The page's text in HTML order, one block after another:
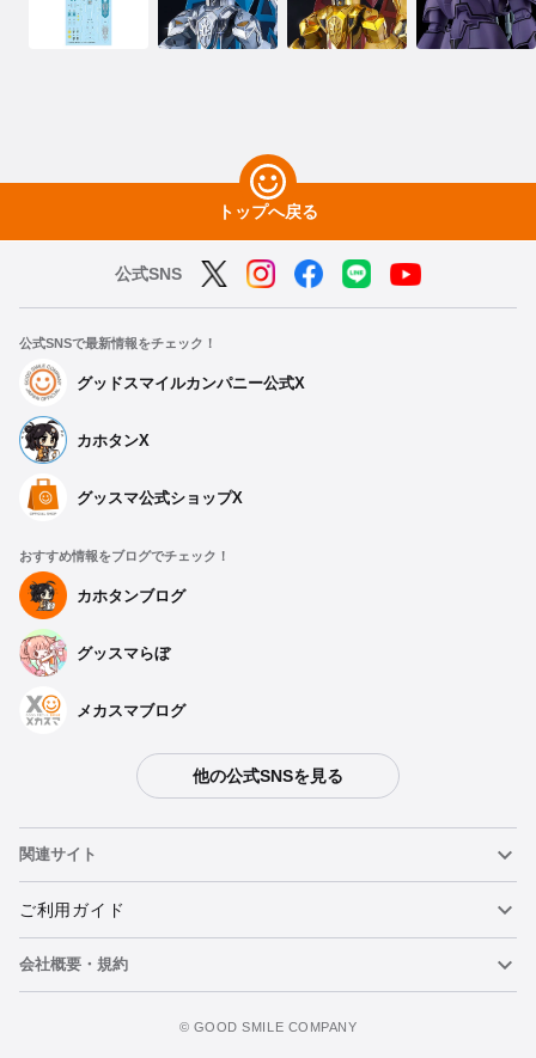
トップへ戻る
公式SNS
公式SNSで最新情報をチェック！
グッドスマイルカンパニー公式X
カホタンX
グッスマ公式ショップX
おすすめ情報をブログでチェック！
カホタンブログ
グッスマらぼ
メカスマブログ
他の公式SNSを見る
関連サイト
ねんどろいど
ねんどろいどフェイスメーカー
ご利用ガイド
重要なお知らせ
会社概要・規約
©️ GOOD SMILE COMPANY